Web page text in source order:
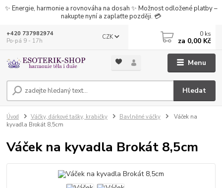
✨ Energie, harmonie a rovnováha na dosah ✨ Možnost odložené platby –
nakupte nyní a zaplaťte později. 💳
Menu
CZK
Hledat
+420 737982974
Po-pá 9 - 17h
0 ks
za 0,00 Kč
Úvod Váčky, dárkové tašky, krabičky Bavlněné váčky
Váček na
kyvadla Brokát 8,5cm
Váček na kyvadla Brokát 8,5cm